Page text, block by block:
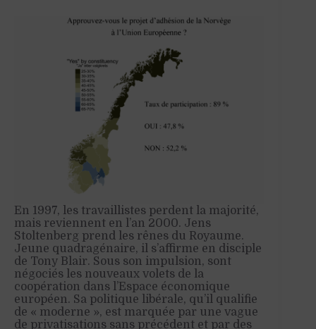
En 1997, les travaillistes perdent la majorité,
mais reviennent en l’an 2000. Jens
Stoltenberg prend les rênes du Royaume.
Jeune quadragénaire, il s’affirme en disciple
de Tony Blair. Sous son impulsion, sont
négociés les nouveaux volets de la
coopération dans l’Espace économique
européen. Sa politique libérale, qu’il qualifie
de « moderne », est marquée par une vague
de privatisations sans précédent et par des